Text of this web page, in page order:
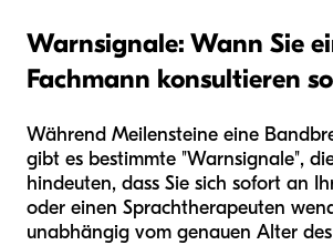
Warnsignale: Wann Sie
Fachmann konsultieren
Während Meilensteine eine
gibt es bestimmte "Warnsignale",
hindeuten, dass Sie sich sofort an
oder einen Sprachtherapeuten
unabhängig vom genauen Alter